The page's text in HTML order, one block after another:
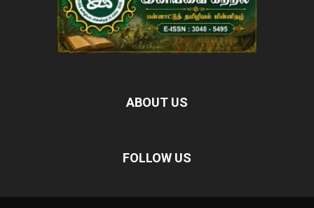
ABOUT US
FOLLOW US